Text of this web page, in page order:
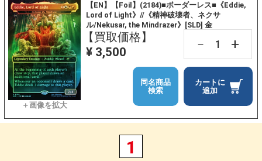
【EN】【Foil】(2184)■ボーダーレス■《Eddie,
Lord of Light》//《精神破壊者、ネクサ
ル/Nekusar, the Mindrazer》[SLD] 金
【買取価格】
¥ 3,500
－ +
カートに
追加
同名商品
検索
1